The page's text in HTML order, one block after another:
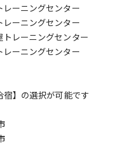
レーニングセンター
レーニングセンター
トレーニングセンター
レーニングセンター
宿】の選択が可能です